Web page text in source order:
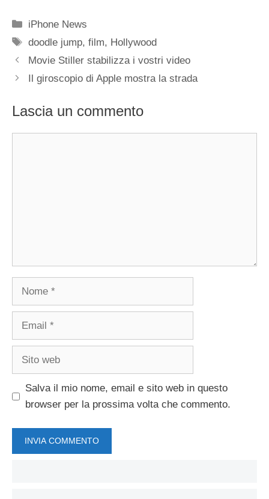
Categorie
iPhone News
Tag
doodle jump,film, Hollywood
Movie Stiller stabilizza i vostri video
Il giroscopio di Apple mostra la strada
Lascia un commento
Nome
Email
Sito
Salva il mio nome, email e sito web in questo
browser per la prossima volta che commento.